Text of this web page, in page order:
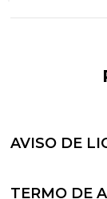
AVISO DE
TERMO DE